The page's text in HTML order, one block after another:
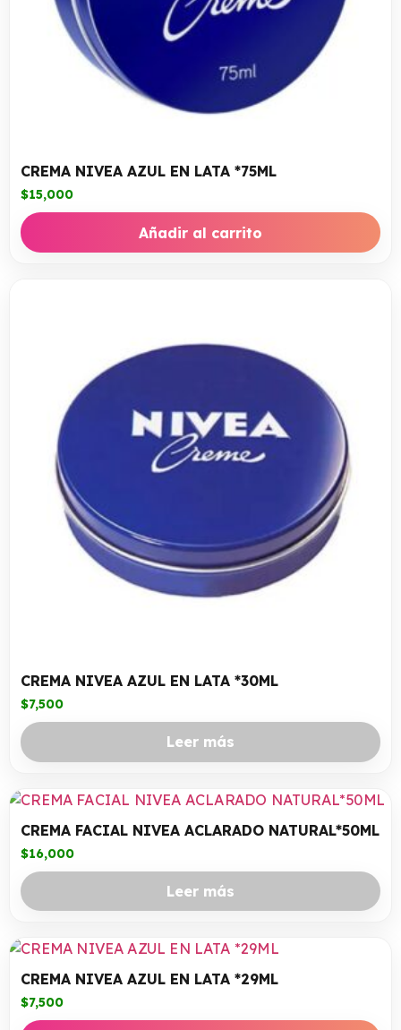
CREMA NIVEA AZUL EN LATA *75ML
$15,000
Añadir al carrito
CREMA NIVEA AZUL EN LATA *30ML
$7,500
Leer más
CREMA FACIAL NIVEA ACLARADO NATURAL*50ML
$16,000
Leer más
CREMA NIVEA AZUL EN LATA *29ML
$7,500